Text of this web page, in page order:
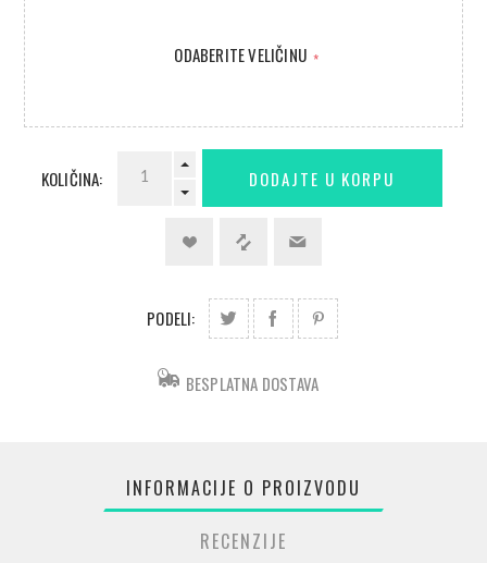
ODABERITE VELIČINU *
KOLIČINA:
PODELI:
BESPLATNA DOSTAVA
INFORMACIJE O PROIZVODU
RECENZIJE